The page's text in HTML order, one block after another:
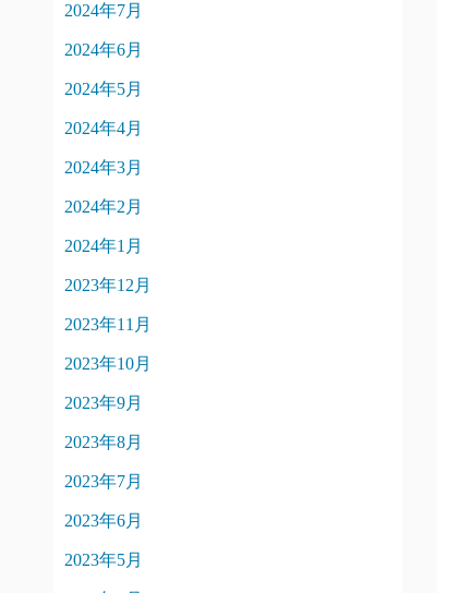
2024年7月
2024年6月
2024年5月
2024年4月
2024年3月
2024年2月
2024年1月
2023年12月
2023年11月
2023年10月
2023年9月
2023年8月
2023年7月
2023年6月
2023年5月